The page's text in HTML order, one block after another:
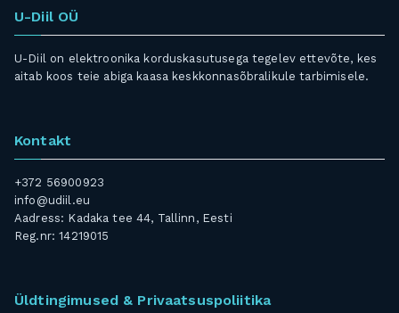
U-Diil OÜ
U-Diil on elektroonika korduskasutusega tegelev ettevõte, kes
aitab koos teie abiga kaasa keskkonnasõbralikule tarbimisele.
Kontakt
+372 56900923
info@udiil.eu
Aadress: Kadaka tee 44, Tallinn, Eesti
Reg.nr: 14219015
Üldtingimused & Privaatsuspoliitika